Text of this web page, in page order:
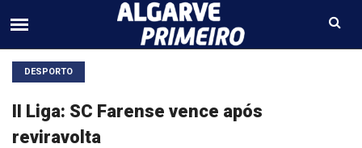
DESPORTO
II Liga: SC Farense vence após
reviravolta